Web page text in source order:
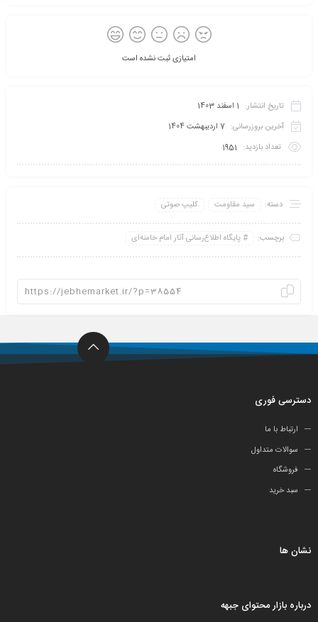
امتیازی ثبت نشده است
تاریخ انتشار: 1 اسفند 1403
آخرین بروزرسانی: 7 اردیبهشت 1404
تعداد بازدید: 1951
دسته: سید مقاومت کلیپ صوتی
برچسب: پايگاه اطلاع‌رسانی آثار امام خامنه‌ای
دسترسی فوری
ارتباط با ما
سوالات متداول
فروشگاه
سبد خرید
نشان ها
درباره بازار محتوای جبهه